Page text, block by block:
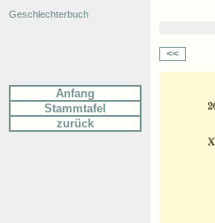
Geschlechterbuch
Anfang
Stammtafel
zurück
<<